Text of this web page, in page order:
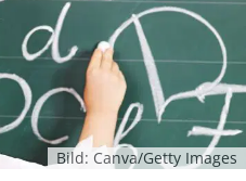
Bild: Canva/Getty Images